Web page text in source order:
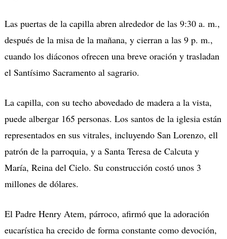
Las puertas de la capilla abren alrededor de las 9:30 a. m.,
después de la misa de la mañana, y cierran a las 9 p. m.,
cuando los diáconos ofrecen una breve oración y trasladan
el Santísimo Sacramento al sagrario.
La capilla, con su techo abovedado de madera a la vista,
puede albergar 165 personas. Los santos de la iglesia están
representados en sus vitrales, incluyendo San Lorenzo, ell
patrón de la parroquia, y a Santa Teresa de Calcuta y
María, Reina del Cielo. Su construcción costó unos 3
millones de dólares.
El Padre Henry Atem, párroco, afirmó que la adoración
eucarística ha crecido de forma constante como devoción,